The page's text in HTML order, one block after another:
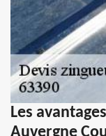
Les
Auvergne